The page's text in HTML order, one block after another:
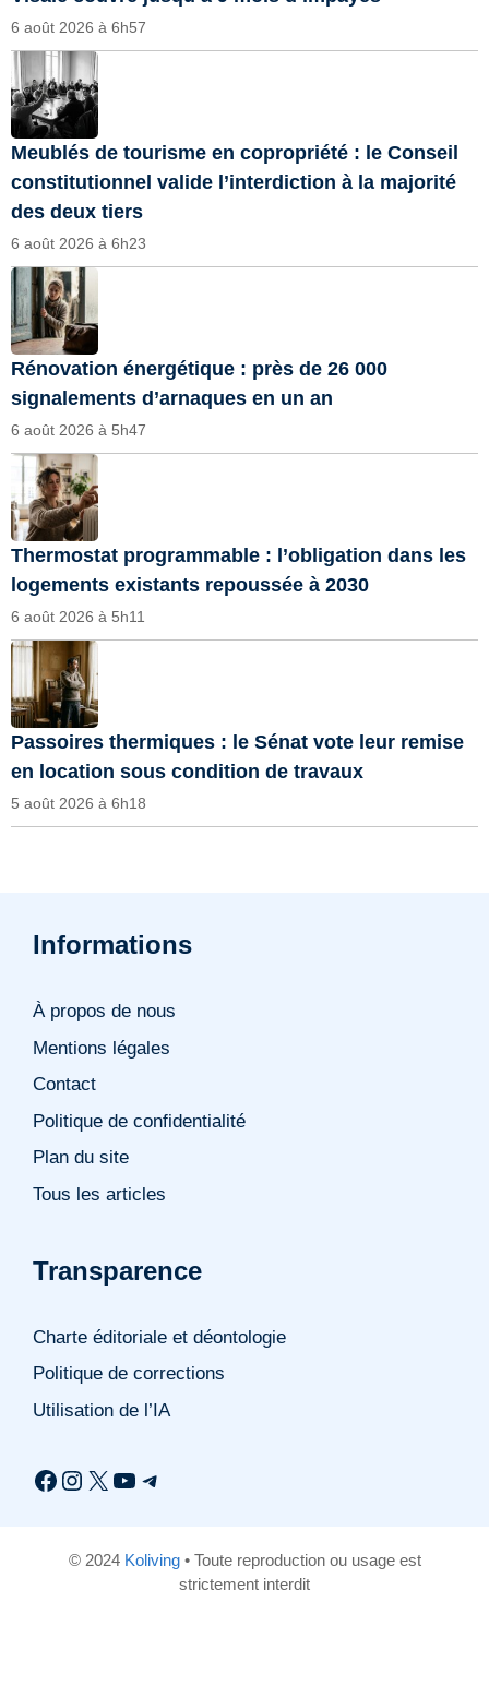
6 août 2026 à 6h57
Meublés de tourisme en copropriété : le Conseil
constitutionnel valide l’interdiction à la majorité
des deux tiers
6 août 2026 à 6h23
Rénovation énergétique : près de 26 000
signalements d’arnaques en un an
6 août 2026 à 5h47
Thermostat programmable : l’obligation dans les
logements existants repoussée à 2030
6 août 2026 à 5h11
Passoires thermiques : le Sénat vote leur remise
en location sous condition de travaux
5 août 2026 à 6h18
Informations
À propos de nous
Mentions légales
Contact
Politique de confidentialité
Plan du site
Tous les articles
Transparence
Charte éditoriale et déontologie
Politique de corrections
Utilisation de l’IA
Facebook
Instagram
X YouTube
Telegram
© 2024 Koliving• Toute reproduction ou usage est
strictement interdit